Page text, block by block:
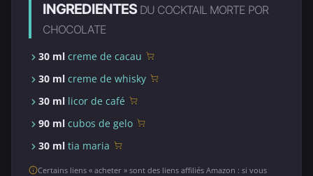
INGREDIENTES DU COCKTAIL MORTE POR
CHOCOLATE
30 ml creme de cacau
30 ml creme de whisky
30 ml licor de café
90 ml cubos de gelo
30 ml tia maria
Certains liens « acheter » sont des liens affiliés Amazon : si vous